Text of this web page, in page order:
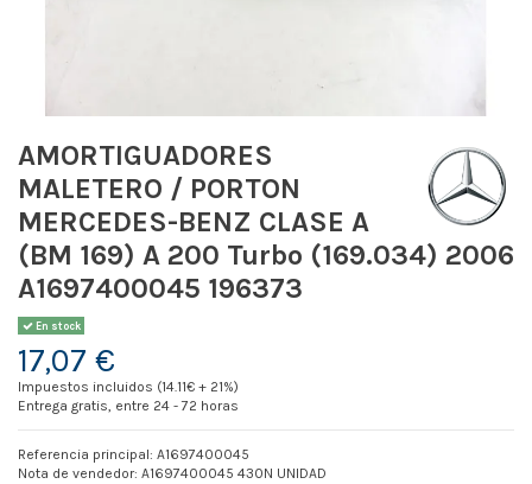
AMORTIGUADORES
MALETERO / PORTON
MERCEDES-BENZ CLASE A
(BM 169) A 200 Turbo (169.034) 2006
A1697400045 196373
En stock
17,07 €
Impuestos incluidos (14.11€ + 21%)
Entrega gratis, entre 24 - 72 horas
Referencia principal: A1697400045
Nota de vendedor: A1697400045 430N UNIDAD